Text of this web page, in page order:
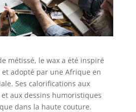
métissé, le wax a été inspiré
adopté par une Afrique en
Ses calorifications aux
et aux dessins humoristiques
dans la haute couture.